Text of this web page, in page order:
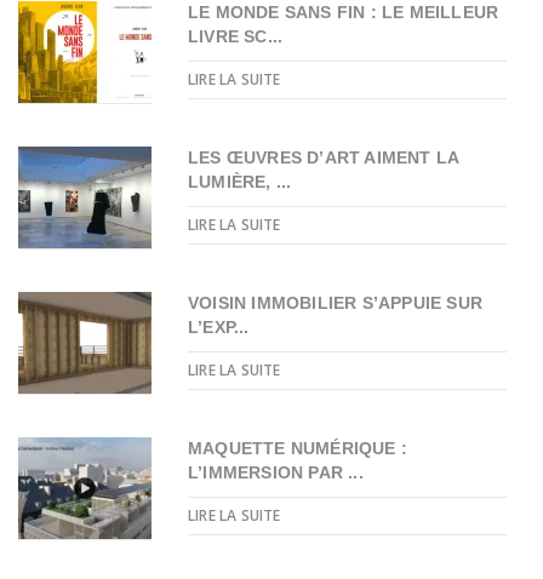
LE MONDE SANS FIN : LE MEILLEUR
LIVRE SC...
LIRE LA SUITE
LES ŒUVRES D’ART AIMENT LA
LUMIÈRE, ...
LIRE LA SUITE
VOISIN IMMOBILIER S’APPUIE SUR
L’EXP...
LIRE LA SUITE
MAQUETTE NUMÉRIQUE :
L’IMMERSION PAR ...
LIRE LA SUITE